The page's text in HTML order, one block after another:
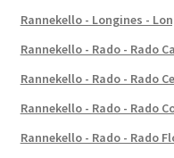
Rannekello - Longines -
Rannekello - Rado - Rado
Rannekello - Rado - Rado
Rannekello - Rado - Rado
Rannekello - Rado - Rado